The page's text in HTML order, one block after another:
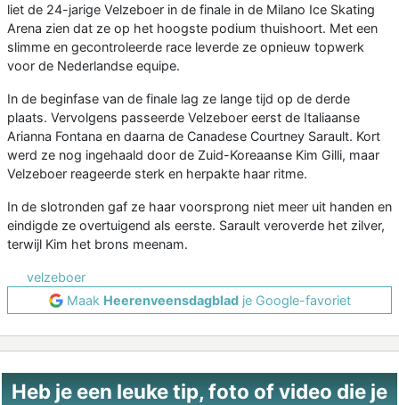
liet de 24-jarige Velzeboer in de finale in de Milano Ice Skating
Arena zien dat ze op het hoogste podium thuishoort. Met een
slimme en gecontroleerde race leverde ze opnieuw topwerk
voor de Nederlandse equipe.
In de beginfase van de finale lag ze lange tijd op de derde
plaats. Vervolgens passeerde Velzeboer eerst de Italiaanse
Arianna Fontana en daarna de Canadese Courtney Sarault. Kort
werd ze nog ingehaald door de Zuid-Koreaanse Kim Gilli, maar
Velzeboer reageerde sterk en herpakte haar ritme.
In de slotronden gaf ze haar voorsprong niet meer uit handen en
eindigde ze overtuigend als eerste. Sarault veroverde het zilver,
terwijl Kim het brons meenam.
velzeboer
Maak Heerenveensdagbladje Google-favoriet
Heb je een leuke tip, foto of video die je